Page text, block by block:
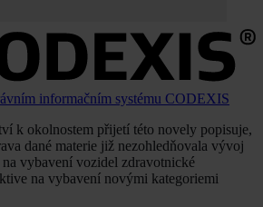
informačním systému CODEXIS
k okolnostem přijetí této novely popisuje,
dané materie již nezohledňovala vývoj
vybavení vozidel zdravotnické
na vybavení novými kategoriemi